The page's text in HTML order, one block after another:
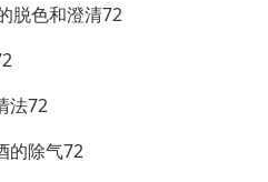
脱色和澄清72
法72
的除气72